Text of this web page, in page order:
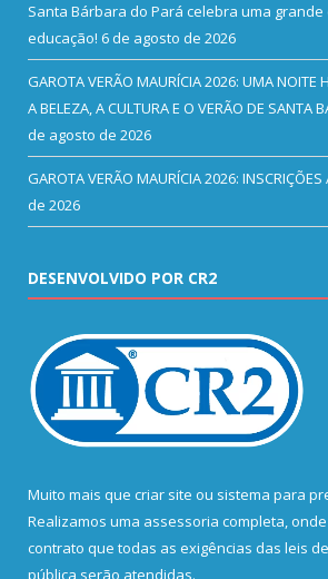
Santa Bárbara do Pará celebra uma
educação! 6 de agosto de 2026
GAROTA VERÃO MAURÍCIA 2026: UMA NOITE
A BELEZA, A CULTURA E O VERÃO DE SANTA
de agosto de 2026
GAROTA VERÃO MAURÍCIA 2026: INSCRIÇÕES
de 2026
DESENVOLVIDO POR CR2
Muito mais que criar site ou sistema para
Realizamos uma assessoria completa,
contrato que todas as exigências das leis
pública serão atendidas.